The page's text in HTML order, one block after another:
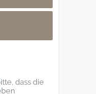
dass die